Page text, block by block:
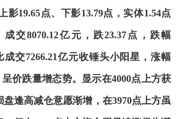
影19.65点、下影13.79点，实体1.54点
交8070.12亿元，跌23.37点，跌幅
成交7266.21亿元收锤头小阳星，涨幅
价跌量增态势。显示在4000点上方获
逢高减仓意愿渐增，在3970点上方虽